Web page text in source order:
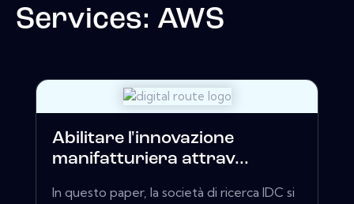
Services: AWS
Abilitare l'innovazione
manifatturiera attrav...
In questo paper, la società di ricerca IDC si